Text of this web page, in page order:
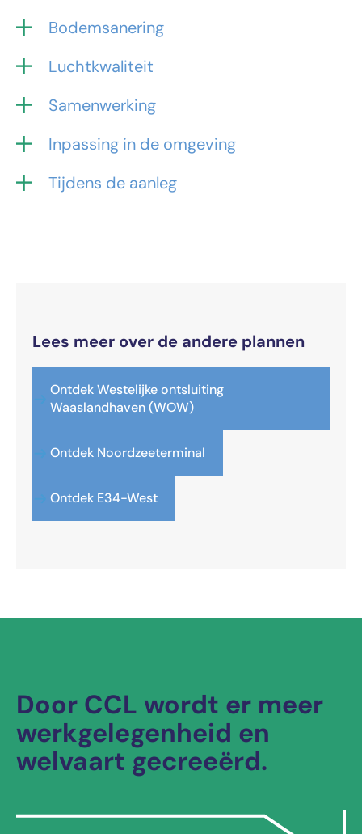
Bodemsanering
Luchtkwaliteit
Samenwerking
Inpassing in de omgeving
Tijdens de aanleg
Lees meer over de andere plannen
Ontdek Westelijke ontsluiting
Waaslandhaven (WOW)
Ontdek Noordzeeterminal
Ontdek E34-West
Door CCL wordt er meer
werkgelegenheid en
welvaart gecreeërd.